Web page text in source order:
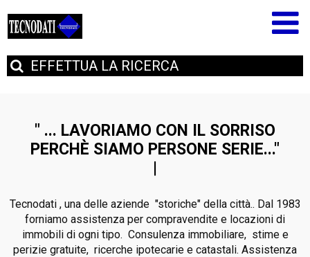
EFFETTUA LA RICERCA
" ... LAVORIAMO CON IL SORRISO
PERCHÈ SIAMO PERSONE SERIE..."
Tecnodati , una delle aziende "storiche" della città.. Dal 1983
forniamo assistenza per compravendite e locazioni di
immobili di ogni tipo. Consulenza immobiliare, stime e
perizie gratuite, ricerche ipotecarie e catastali. Assistenza